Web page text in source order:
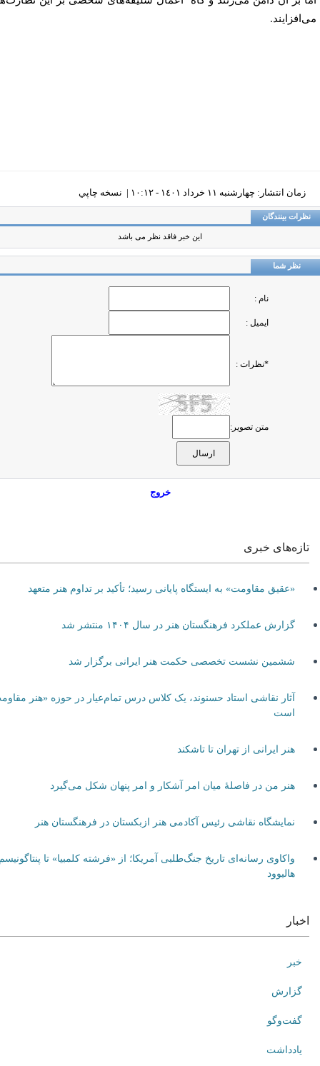
زمان انتشار: چهارشنبه ١١ خرداد ١٤٠١ - ١٠:١٢ | نسخه چاپي
بینندگان
این خبر فاقد نظر می باشد
نظر شما
نام :
ایمیل :
*نظرات :
متن تصویر:
خروج
تازه‌های خبری
«عقیق مقاومت» به ایستگاه پایانی رسید؛ تأکید بر تداوم هنر متعهد
گزارش عملکرد فرهنگستان هنر در سال ۱۴۰۴ منتشر شد
ششمین نشست تخصصی حکمت هنر ایرانی برگزار شد
آثار نقاشی استاد حسنوند، یک کلاس درس تمام‌عیار در حوزه «هنر
است
هنر ایرانی از تهران تا تاشکند
هنر من در فاصلۀ میان امر آشکار و امر پنهان شکل می‌گیرد
نمایشگاه نقاشی رئیس آکادمی هنر ازبکستان در فرهنگستان هنر
واکاوی رسانه‌ای تاریخ جنگ‌طلبی آمریکا؛ از «فرشته کلمبیا» تا پنتاگونیسم
هالیوود
اخبار
خبر
گزارش
گفت‌وگو
یادداشت